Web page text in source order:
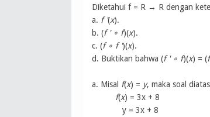
Diketahui f = R → R dengan
a. f ' (x).
b. (f ' ∘ f)(x).
c. (f ∘ f ' )(x).
d. Buktikan bahwa (f ' ∘ f)(x) = (
a. Misal f(x) = y, maka soal
f(x) = 3x + 8
y = 3x + 8